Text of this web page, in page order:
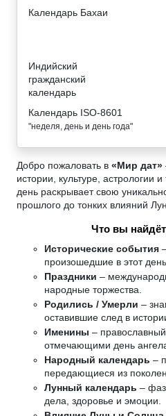
Календарь Бахаи
Индийский
гражданский
календарь
Календарь ISO-8601
"неделя, день и день года"
Добро пожаловать в «Мир дат»
истории, культуре, астрологии
день раскрывает свою
прошлого до тонких влияний
Что вы
Исторические события
произошедшие в этот
Праздники –
народные торжества.
Родились / Умерли –
оставившие след в
Именины –
отмечающими день
Народный календарь –
передающиеся из
Лунный календарь –
дела, здоровье и эмоции.